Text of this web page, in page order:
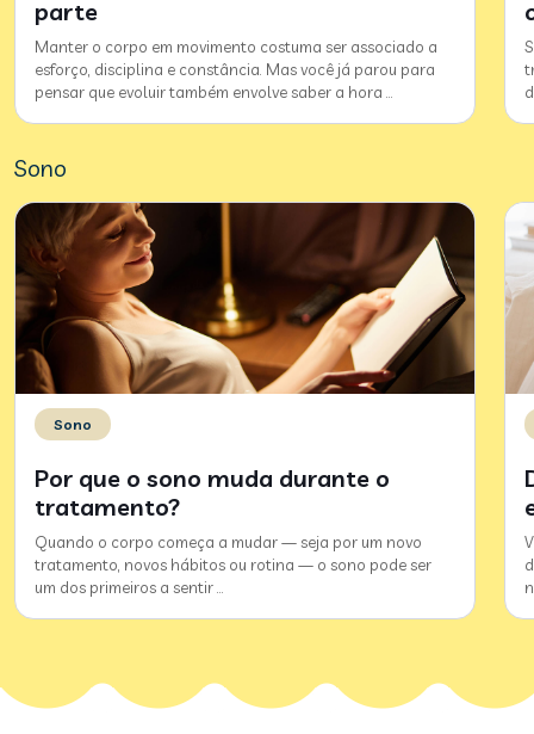
parte
Manter o corpo em movimento costuma ser associado a
esforço, disciplina e constância. Mas você já parou para
pensar que evoluir também envolve saber a hora
Sono
Sono
Por que o sono muda durante o
tratamento?
Quando o corpo começa a mudar — seja por um novo
tratamento, novos hábitos ou rotina — o sono pode ser
um dos primeiros a sentir